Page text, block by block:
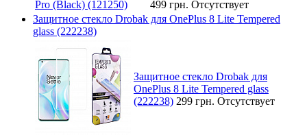
499 грн. Отсутствует
Защитное стекло Drobak для OnePlus 8 Lite Tempered
glass (222238)
Защитное стекло Drobak для
OnePlus 8 Lite Tempered glass
(222238) 299 грн. Отсутствует